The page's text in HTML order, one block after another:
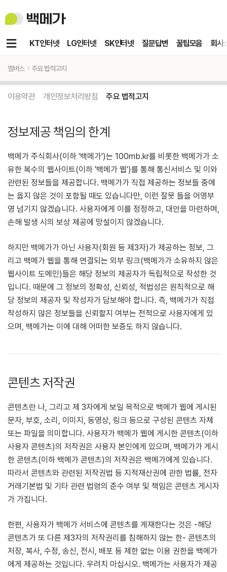
백
메
KT인터넷 LG인터넷 SK인터넷 질문답변 꿀팁모음 회사
메
뉴
멤버스 주요 법적고지
이용약관 개인정보처리방침 주요 법적고지
정보제공 책임의 한계
백메가 주식회사(이하 '백메가')는 100mb.kr를 비롯한 백메가가 소
유한 복수의 웹사이트(이하 '백메가 웹')를 통해 통신서비스 및 이와
관련된 정보들을 제공합니다. 백메가가 직접 제공하는 정보들 중에
는 옳지 않은 것이 포함될 때도 있습니다만, 이런 잘못 들을 어영부
영 넘기지 않겠습니다. 사용자에게 이를 정정하고, 대안을 마련하며,
손해 발생 시의 보상 제공에 망설이지 않겠습니다.
하지만 백메가가 아닌 사용자(회원 등 제3자)가 제공하는 정보, 그
리고 백메가 웹을 통해 연결되는 외부 링크(백메가가 소유하지 않은
웹사이트 도메인)들은 해당 정보의 제공자가 독립적으로 작성한 것
입니다. 때문에 그 정보의 정확성, 신뢰성, 적법성은 원칙적으로 해
당 정보의 제공자 및 작성자가 담보해야 합니다. 즉, 백메가가 직접
작성하지 않은 정보들을 신뢰할지 여부는 전적으로 사용자에게 있
으며, 백메가는 이에 대해 어떠한 보증도 하지 않습니다.
콘텐츠 저작권
콘텐츠란 나, 그리고 제 3자에게 보일 목적으로 백메가 웹에 게시된
문자, 부호, 소리, 이미지, 동영상, 링크 등으로 구성된 콘텐츠 자체
또는 파일을 의미합니다. 사용자가 백메가 웹에 게시한 콘텐츠(이하
사용자 콘텐츠)의 저작권은 사용자 본인에게 있으며, 백메가가 게시
한 콘텐츠(이하 백메가 콘텐츠)의 저작권은 백메가에게 있습니다.
따라서 콘텐츠와 관련된 저작권법 등 지적재산권에 관한 법률, 전자
거래기본법 및 기타 관련 법령의 준수 여부 및 책임은 콘텐츠 게시자
가 가집니다.
한편, 사용자가 백메가 서비스에 콘텐츠를 게재한다는 것은 -해당
콘텐츠가 또 다른 제3자의 저작권리를 침해하지 않는 한- 콘텐츠의
저장, 복사, 수정, 송신, 전시, 배포 등 제한 없는 이용 권한을 백메가
에게 제공하는 것입니다. 우려치 마십시오. 백메가는 사용자가 제공